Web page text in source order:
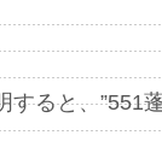
ると、”551